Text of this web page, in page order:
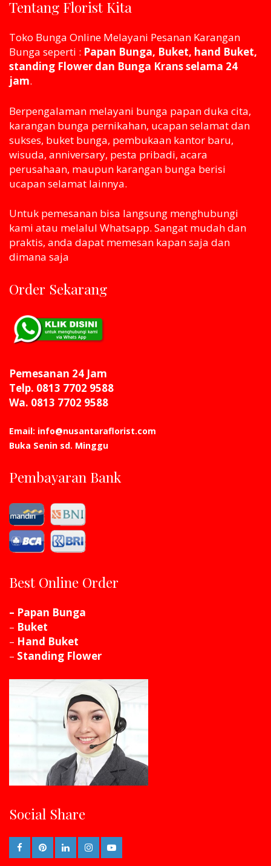
Tentang Florist Kita
Toko Bunga Online Melayani Pesanan Karangan
Bunga seperti : Papan Bunga, Buket, hand Buket,
standing Flower dan Bunga Krans selama 24
jam.
Berpengalaman melayani bunga papan duka cita,
karangan bunga pernikahan, ucapan selamat dan
sukses, buket bunga, pembukaan kantor baru,
wisuda, anniversary, pesta pribadi, acara
perusahaan, maupun karangan bunga berisi
ucapan selamat lainnya.
Untuk pemesanan bisa langsung menghubungi
kami atau melaluI Whatsapp. Sangat mudah dan
praktis, anda dapat memesan kapan saja dan
dimana saja
Order Sekarang
Pemesanan 24 Jam
Telp. 0813 7702 9588
Wa. 0813 7702 9588
Email: info@nusantaraflorist.com
Buka Senin sd. Minggu
Pembayaran Bank
Best Online Order
– Papan Bunga
– Buket
– Hand Buket
– Standing Flower
Social Share